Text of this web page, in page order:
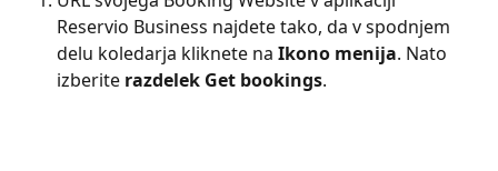
Reservio Business najdete tako, da v spodnjem
delu koledarja kliknete na Ikono menija. Nato
izberite razdelek Get bookings.